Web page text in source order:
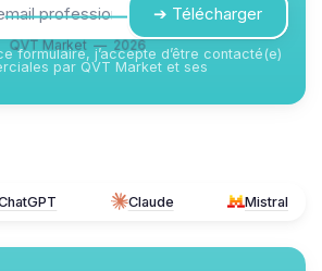
QVT Market — 2026
➔ Télécharger
formulaire, j’accepte d’être contacté(e)
par QVT Market et ses
Claude Mistral